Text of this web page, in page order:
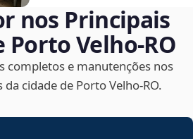
nos Principais
Velho‑RO
completos e manutenções nos
cidade de Porto Velho‑RO.